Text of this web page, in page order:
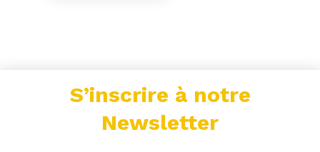
S’inscrire à notre
Newsletter